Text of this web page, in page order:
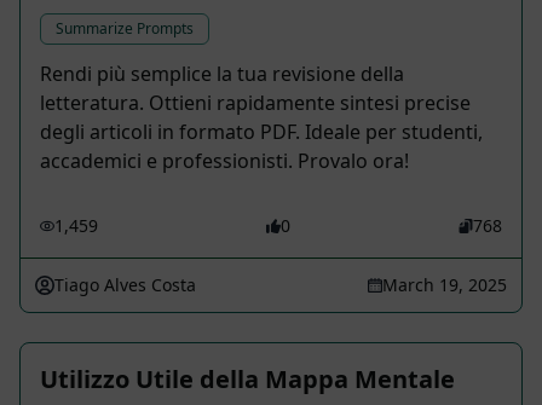
Summarize Prompts
Rendi più semplice la tua revisione della
letteratura. Ottieni rapidamente sintesi precise
degli articoli in formato PDF. Ideale per studenti,
accademici e professionisti. Provalo ora!
1,459 0 768
Tiago Alves Costa March 19, 2025
Utilizzo Utile della Mappa Mentale